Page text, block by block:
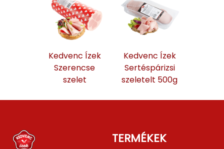
Kedvenc Ízek
Szerencse
szelet
Kedvenc Ízek
Sertéspárizsi
szeletelt 500g
TERMÉKEK